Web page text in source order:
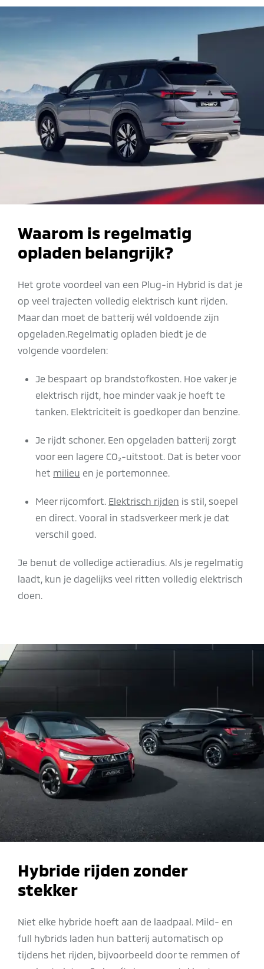
Waarom is regelmatig
opladen belangrijk?
Het grote voordeel van een Plug-in Hybrid is dat je
op veel trajecten volledig elektrisch kunt rijden.
Maar dan moet de batterij wél voldoende zijn
opgeladen.Regelmatig opladen biedt je de
volgende voordelen:
Je bespaart op brandstofkosten. Hoe vaker je
elektrisch rijdt, hoe minder vaak je hoeft te
tanken. Elektriciteit is goedkoper dan benzine.
Je rijdt schoner. Een opgeladen batterij zorgt
voor een lagere CO₂-uitstoot. Dat is beter voor
het milieu en je portemonnee.
Meer rijcomfort. Elektrisch rijden is stil, soepel
en direct. Vooral in stadsverkeer merk je dat
verschil goed.
Je benut de volledige actieradius. Als je regelmatig
laadt, kun je dagelijks veel ritten volledig elektrisch
doen.
Hybride rijden zonder
stekker
Niet elke hybride hoeft aan de laadpaal. Mild- en
full hybrids laden hun batterij automatisch op
tijdens het rijden, bijvoorbeeld door te remmen of